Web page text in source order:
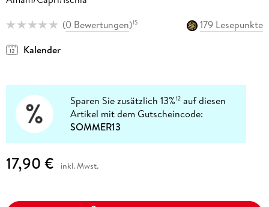
(0 Bewertungen)15
179 Lesepunkte
Kalender
Sparen Sie zusätzlich 13%12 auf diesen
Artikel mit dem Gutscheincode:
SOMMER13
17,90 € inkl. Mwst.